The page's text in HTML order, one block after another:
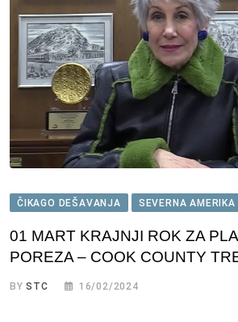
ČIKAGO DEŠAVANJA SEVERNA AMERIKA
01 MART KRAJNJI ROK ZA
POREZA – COOK COUNTY
BYSTC 16/02/2024